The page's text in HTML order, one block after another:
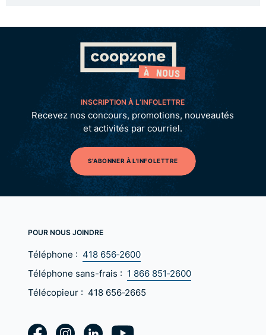
INSCRIPTION À L’INFOLETTRE
Recevez nos concours, promotions, nouveautés
et activités par courriel.
S'ABONNER À L'INFOLETTRE
POUR NOUS JOINDRE
Téléphone : 418 656‑2600
Téléphone sans-frais : 1 866 851‑2600
Télécopieur : 418 656‑2665